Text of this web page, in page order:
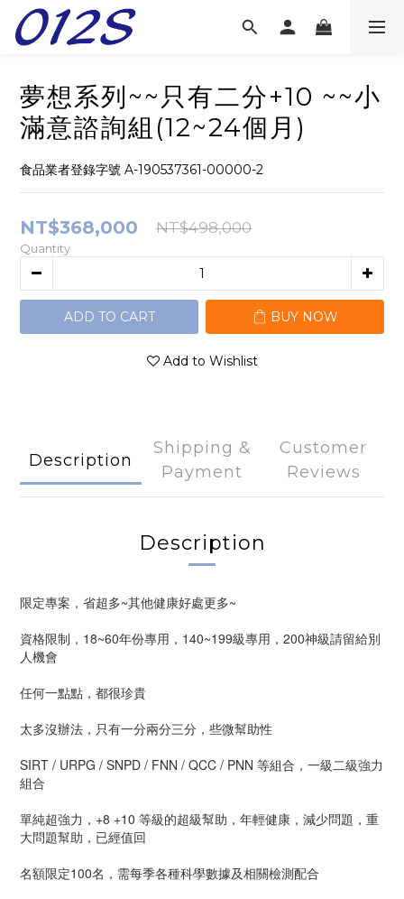
夢想系列~~只有二分+10 ~~小
滿意諮詢組(12~24個月)
食品業者登錄字號 A-190537361-00000-2
NT$368,000 NT$498,000
Quantity
ADD TO CART BUY NOW
Add to Wishlist
Description
Shipping &
Payment
Customer
Reviews
Description
限定專案，省超多~其他健康好處更多~
資格限制，18~60年份專用，140~199級專用，200神級請留給別
人機會
任何一點點，都很珍貴
太多沒辦法，只有一分兩分三分，些微幫助性
SIRT / URPG / SNPD / FNN / QCC / PNN 等組合，一級二級強力
組合
單純超強力，+8 +10 等級的超級幫助，年輕健康，減少問題，重
大問題幫助，已經值回
名額限定100名，需每季各種科學數據及相關檢測配合